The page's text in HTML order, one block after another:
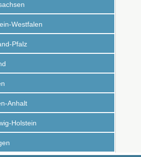
Westfalen
Pfalz
Anhalt
Holstein